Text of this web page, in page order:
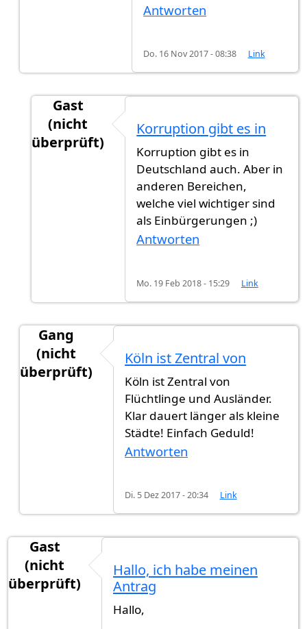
Antworten
Do. 16 Nov 2017 - 08:38 Link
Gast
(nicht
überprüft)
das kann sogar 2 Jahre von
Korruption gibt es in
Korruption gibt es in
Deutschland auch. Aber in
anderen Bereichen,
welche viel wichtiger sind
als Einbürgerungen ;)
Antworten
Mo. 19 Feb 2018 - 15:29 Link
Gang
(nicht
überprüft)
Ich habe mein Antrag am
Köln ist Zentral von
Köln ist Zentral von
Flüchtlinge und Ausländer.
Klar dauert länger als kleine
Städte! Einfach Geduld!
Antworten
Di. 5 Dez 2017 - 20:34 Link
Gast
(nicht
überprüft)
Hallo, ich habe meinen
Antrag
Hallo,